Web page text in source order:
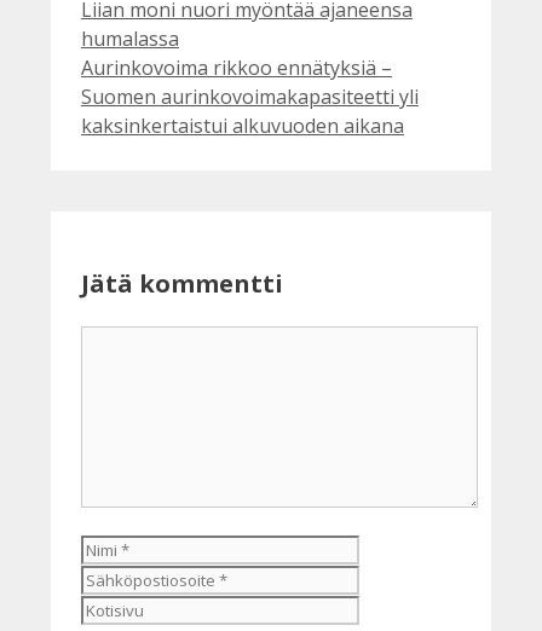
Liian moni nuori myöntää ajaneensa
humalassa
Aurinkovoima rikkoo ennätyksiä –
Suomen aurinkovoimakapasiteetti yli
kaksinkertaistui alkuvuoden aikana
Jätä kommentti
Nimi